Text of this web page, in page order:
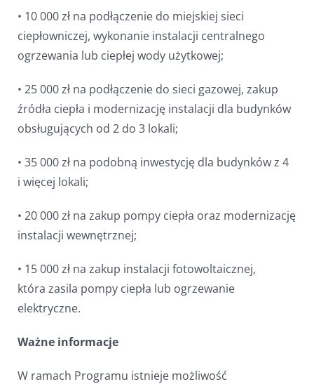
• 10 000 zł na podłączenie do miejskiej sieci
ciepłowniczej, wykonanie instalacji centralnego
ogrzewania lub ciepłej wody użytkowej;
• 25 000 zł na podłączenie do sieci gazowej, zakup
źródła ciepła i modernizację instalacji dla budynków
obsługujących od 2 do 3 lokali;
• 35 000 zł na podobną inwestycję dla budynków z 4
i więcej lokali;
• 20 000 zł na zakup pompy ciepła oraz modernizację
instalacji wewnętrznej;
• 15 000 zł na zakup instalacji fotowoltaicznej,
która zasila pompy ciepła lub ogrzewanie
elektryczne.
Ważne informacje
W ramach Programu istnieje możliwość